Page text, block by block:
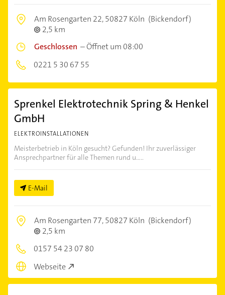
Am Rosengarten 22,50827 Köln (Bickendorf)
2,5 km
Geschlossen –Öffnet um 08:00
0221 5 30 67 55
Sprenkel Elektrotechnik Spring & Henkel
GmbH
ELEKTROINSTALLATIONEN
Meisterbetrieb in Köln gesucht? Gefunden! Ihr zuverlässiger
Ansprechpartner für alle Themen rund u.....
E-Mail
Am Rosengarten 77,50827 Köln (Bickendorf)
2,5 km
0157 54 23 07 80
Webseite